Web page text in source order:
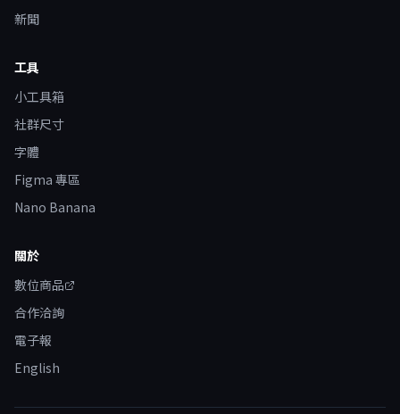
新聞
工具
小工具箱
社群尺寸
字體
Figma 專區
Nano Banana
關於
數位商品
合作洽詢
電子報
English